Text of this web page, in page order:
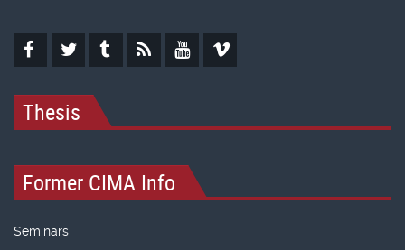
Thesis
Former CIMA Info
Seminars